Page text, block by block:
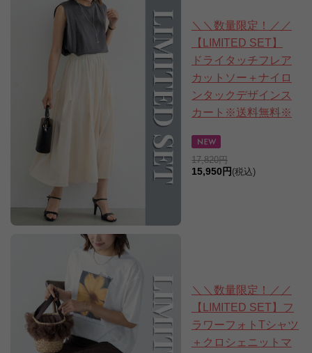
＼＼数量限定！／／
【LIMITED SET】
ドライタッチフレア
カットソー＋ナイロ
ンタックデザインス
カート※送料無料※
17,820円
15,950円 (税込)
＼＼数量限定！／／
【LIMITED SET】フ
ラワーフォトTシャツ
＋クロシェニットマ